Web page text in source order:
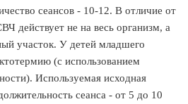
сеансов - 10-12. В отличие от
действует не на весь организм, а
участок. У детей младшего
(с использованием
Используемая исходная
сеанса - от 5 до 10